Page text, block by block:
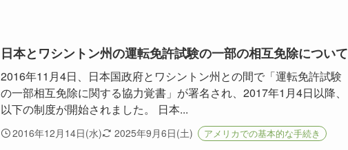
日本とワシントン州の運転免許試験の一部の相互免除について
2016年11月4日、日本国政府とワシントン州との間で「運転免許試験
の一部相互免除に関する協力覚書」が署名され、2017年1月4日以降、
以下の制度が開始されました。 日本...
2016年12月14日(水) 2025年9月6日(土) アメリカでの基本的な手続き